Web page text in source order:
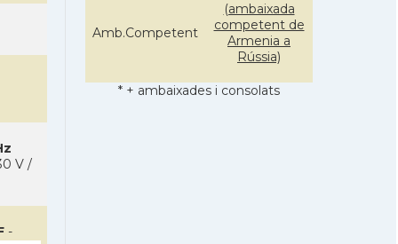
V /
-
Amb.Competent
(ambaixada
competent de
Armenia a
Rússia)
* + ambaixades i consolats